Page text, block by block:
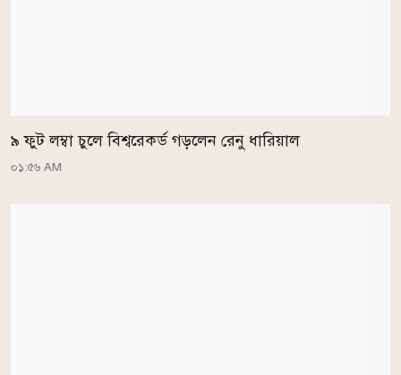
৯ ফুট লম্বা চুলে বিশ্বরেকর্ড গড়লেন রেনু ধারিয়াল
০১:৫৬ AM